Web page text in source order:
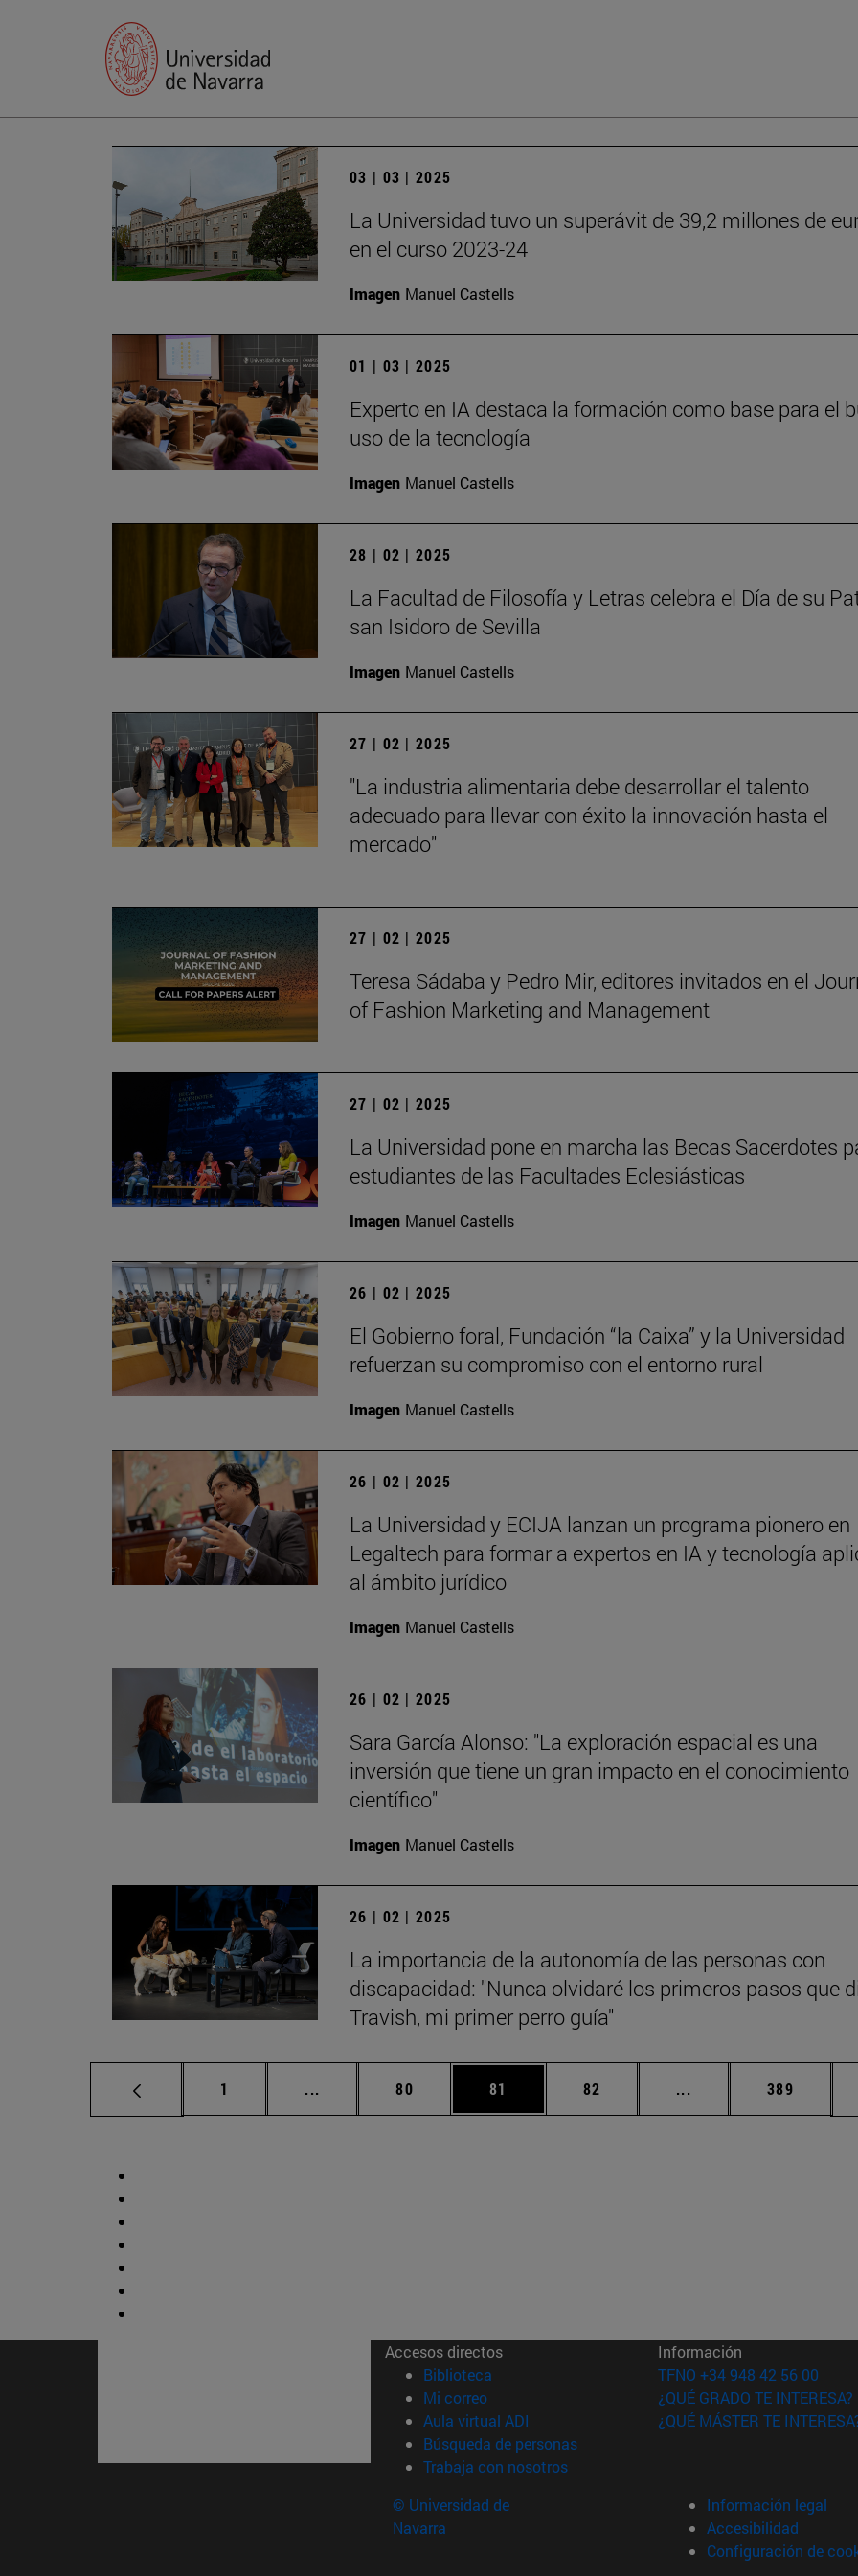
03 | 03 | 2025
La Universidad tuvo un superávit de 39,2 millones de
en el curso 2023-24
Imagen Manuel Castells
01 | 03 | 2025
Experto en IA destaca la formación como base para el
uso de la tecnología
Imagen Manuel Castells
28 | 02 | 2025
La Facultad de Filosofía y Letras celebra el Día de su
san Isidoro de Sevilla
Imagen Manuel Castells
27 | 02 | 2025
"La industria alimentaria debe desarrollar el talento
adecuado para llevar con éxito la innovación hasta el
mercado"
27 | 02 | 2025
Teresa Sádaba y Pedro Mir, editores invitados en el
of Fashion Marketing and Management
27 | 02 | 2025
La Universidad pone en marcha las Becas Sacerdotes
estudiantes de las Facultades Eclesiásticas
Imagen Manuel Castells
26 | 02 | 2025
El Gobierno foral, Fundación “la Caixa” y la Universidad
refuerzan su compromiso con el entorno rural
Imagen Manuel Castells
26 | 02 | 2025
La Universidad y ECIJA lanzan un programa pionero en
Legaltech para formar a expertos en IA y tecnología
al ámbito jurídico
Imagen Manuel Castells
26 | 02 | 2025
Sara García Alonso: "La exploración espacial es una
inversión que tiene un gran impacto en el conocimiento
científico"
Imagen Manuel Castells
26 | 02 | 2025
La importancia de la autonomía de las personas con
discapacidad: "Nunca olvidaré los primeros pasos que
Travish, mi primer perro guía"
Página
1 ... Páginas intermedias Use TAB para desplazarse.
Página
80 Página
81 Página
82 ... Páginas intermedias
Página
389
Accesos directos
Biblioteca (abre en nueva ventana)
Mi correo(abre en nueva ventana)
Aula virtual ADI (abre en nueva ventana)
Búsqueda de personas(abre en nueva ventana)
Trabaja con nosotros(abre en nueva ventana)
Información
TFNO +34 948 42 56 00
¿QUÉ GRADO TE INTERESA?
¿QUÉ MÁSTER TE
© Universidad de
Navarra
Información legal
Accesibilidad
Configuración de